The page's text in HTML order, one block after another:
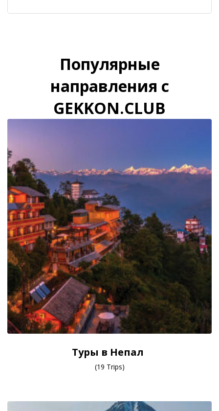
Популярные
направления с
GEKKON.CLUB
Туры в Непал
(19 Trips)